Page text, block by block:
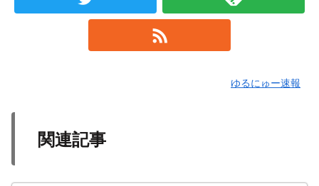
ゆるにゅー速報
関連記事